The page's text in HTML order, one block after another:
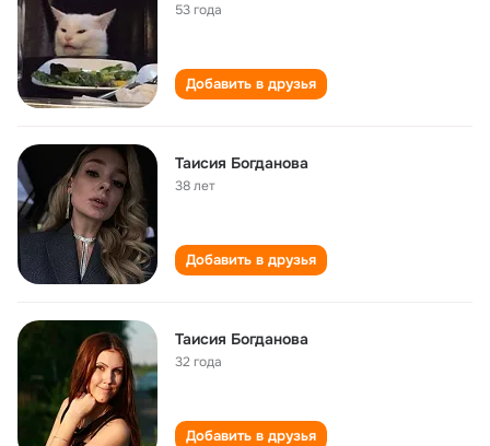
53 года
Добавить в друзья
Таисия Богданова
38 лет
Добавить в друзья
Таисия Богданова
32 года
Добавить в друзья